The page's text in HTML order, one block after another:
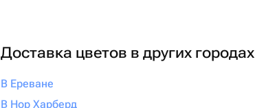
Доставка цветов в других городах
В Ереване
В Нор Харберд